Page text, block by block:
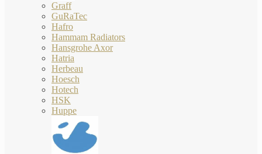
Graff
GuRaTec
Hafro
Hammam Radiators
Hansgrohe Axor
Hatria
Herbeau
Hoesch
Hotech
HSK
Huppe